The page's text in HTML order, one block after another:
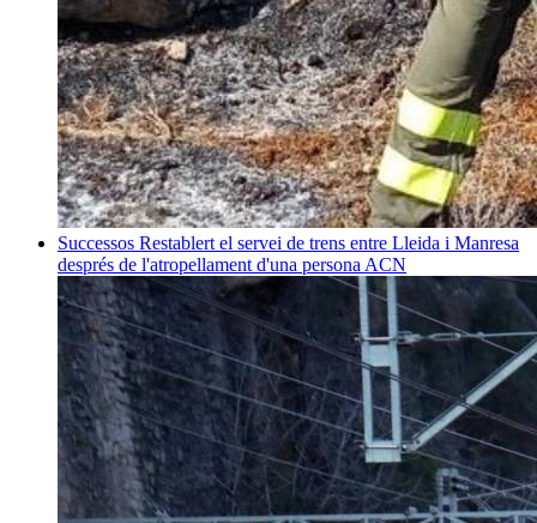
Successos Restablert el servei de trens entre Lleida i Manresa
després de l'atropellament d'una persona ACN